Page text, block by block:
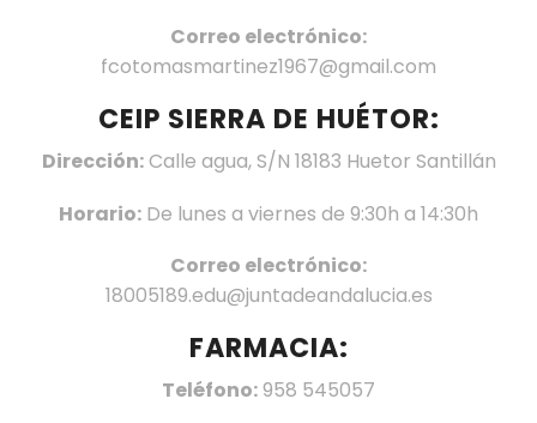
Correo electrónico:
fcotomasmartinez1967@gmail.com
CEIP SIERRA DE HUÉTOR:
Dirección:Calle agua, S/N 18183 Huetor Santillán
Horario: De lunes a viernes de 9:30h a 14:30h
Correo electrónico:
18005189.edu@juntadeandalucia.es
FARMACIA:
Teléfono:958 545057